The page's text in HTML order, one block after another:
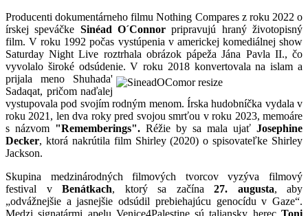
Producenti dokumentárneho filmu Nothing Compares z roku 2022 o
írskej speváčke Sinéad O´Connor pripravujú hraný životopisný
film. V roku 1992 počas vystúpenia v americkej komediálnej show
Saturday Night Live roztrhala obrázok pápeža Jána Pavla II., čo
vyvolalo široké odsúdenie. V roku 2018 konvertovala na islam a
prijala meno Shuhada'
Sadaqat, pričom naďalej
vystupovala pod svojím rodným menom. Írska hudobníčka vydala v
roku 2021, len dva roky pred svojou smrťou v roku 2023, memoáre
s názvom "Rememberings". Réžie by sa mala ujať Josephine
Decker, ktorá nakrútila film Shirley (2020) o spisovateľke Shirley
Jackson.
Skupina medzinárodných filmových tvorcov vyzýva filmový
festival vBenátkach, ktorý sa začína 27. augusta, aby
„odvážnejšie a jasnejšie odsúdil prebiehajúcu genocídu v Gaze“.
Medzi signatármi apelu Venice4Palestine sú taliansky herec Toni